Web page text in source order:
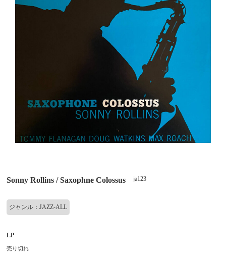
Sonny Rollins / Saxophne Colossus ja123
ジャンル：JAZZ-ALL
LP
売り切れ